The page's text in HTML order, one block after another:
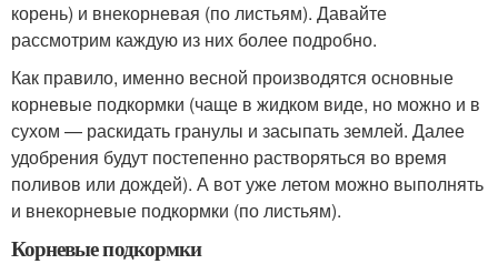
корень) и внекорневая (по листьям). Давайте
рассмотрим каждую из них более подробно.
Как правило, именно весной производятся основные
корневые подкормки (чаще в жидком виде, но можно и в
сухом — раскидать гранулы и засыпать землей. Далее
удобрения будут постепенно растворяться во время
поливов или дождей). А вот уже летом можно выполнять
и внекорневые подкормки (по листьям).
Корневые подкормки